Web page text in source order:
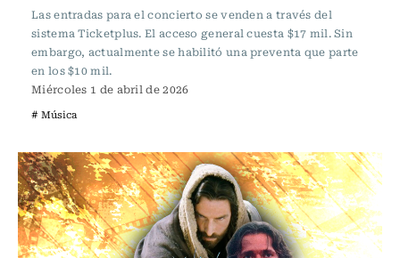
Las entradas para el concierto se venden a través del
sistema Ticketplus. El acceso general cuesta $17 mil. Sin
embargo, actualmente se habilitó una preventa que parte
en los $10 mil.
Miércoles 1 de abril de 2026
# Música